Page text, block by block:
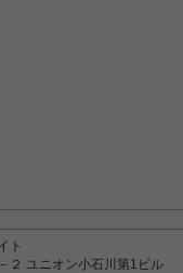
ト
２ ユニオン小石川第1ビル